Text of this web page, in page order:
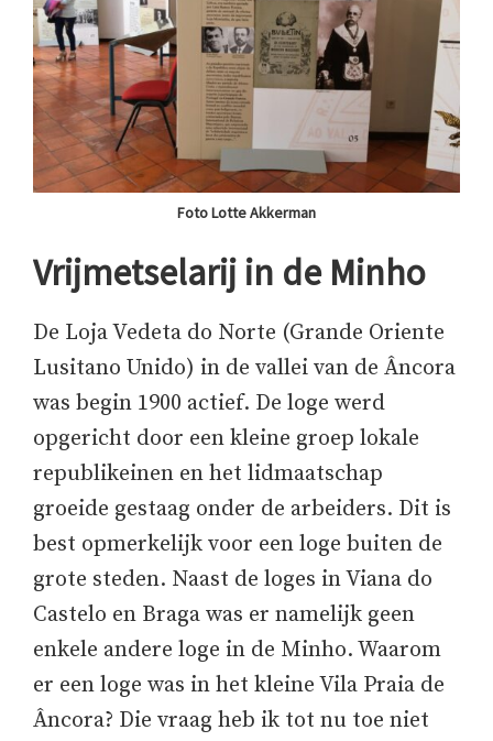
Foto Lotte Akkerman
Vrijmetselarij in de Minho
De Loja Vedeta do Norte (Grande Oriente
Lusitano Unido) in de vallei van de Âncora
was begin 1900 actief. De loge werd
opgericht door een kleine groep lokale
republikeinen en het lidmaatschap
groeide gestaag onder de arbeiders. Dit is
best opmerkelijk voor een loge buiten de
grote steden. Naast de loges in Viana do
Castelo en Braga was er namelijk geen
enkele andere loge in de Minho. Waarom
er een loge was in het kleine Vila Praia de
Âncora? Die vraag heb ik tot nu toe niet